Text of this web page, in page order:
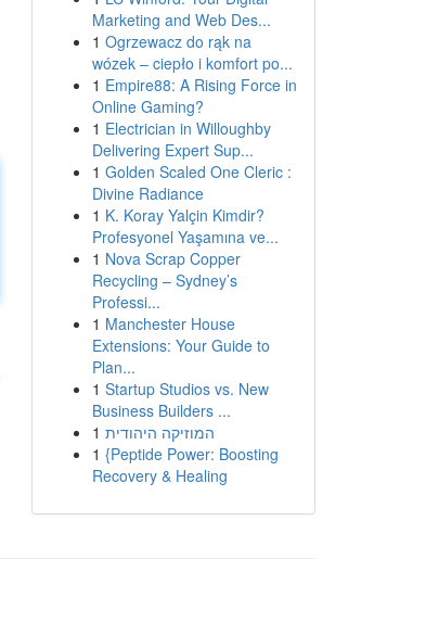
Marketing and Web Des...
1 Ogrzewacz do rąk na
wózek – ciepło i komfort po...
1 Empire88: A Rising Force in
Online Gaming?
1 Electrician in Willoughby
Delivering Expert Sup...
1 Golden Scaled One Cleric :
Divine Radiance
1 K. Koray Yalçin Kimdir?
Profesyonel Yaşamına ve...
1 Nova Scrap Copper
Recycling – Sydney’s
Professi...
1 Manchester House
Extensions: Your Guide to
Plan...
1 Startup Studios vs. New
Business Builders ...
1 המוזיקה היהודית
1 {Peptide Power: Boosting
Recovery & Healing